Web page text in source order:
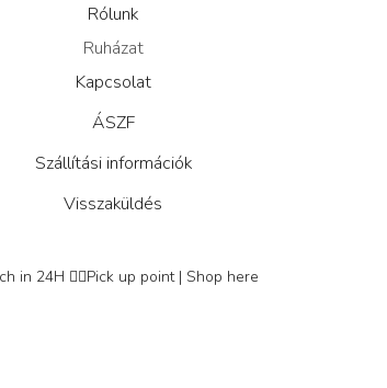
Rólunk
Ruházat
Kapcsolat
ÁSZF
Szállítási információk
Visszaküldés
in 24H 👇🏽Pick up point | Shop here